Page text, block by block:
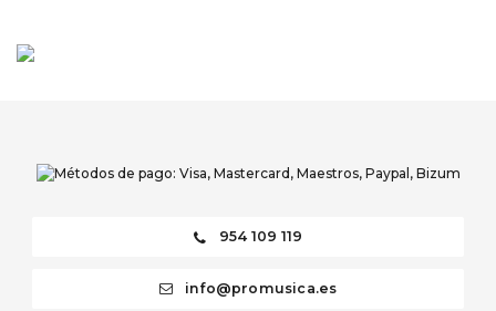
954 109 119
info@promusica.es